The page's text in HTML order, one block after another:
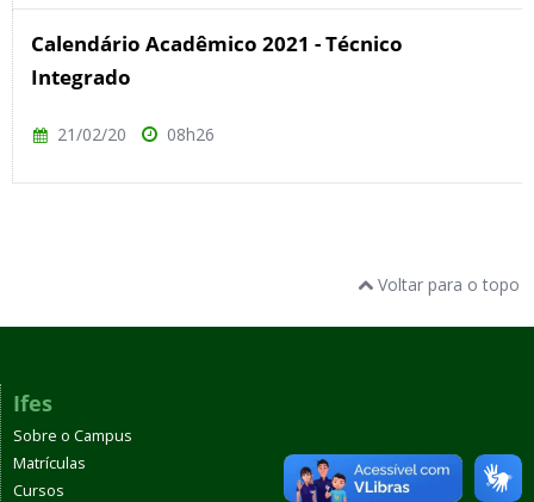
Calendário Acadêmico 2021 - Técnico
Integrado
21/02/20 08h26
Voltar para o topo
Ifes
Sobre o Campus
Matrículas
Cursos